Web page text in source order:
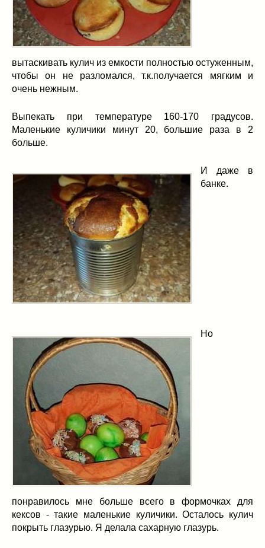
вытаскивать кулич из емкости полностью остуженным,
чтобы он не разломался, т.к.получается мягким и
очень нежным.
Выпекать при температуре 160-170 градусов.
Маленькие куличики минут 20, большие раза в 2
больше.
И даже в
банке.
Но
понравилось мне больше всего в формочках для
кексов - такие маленькие куличики. Осталось кулич
покрыть глазурью. Я делала сахарную глазурь.